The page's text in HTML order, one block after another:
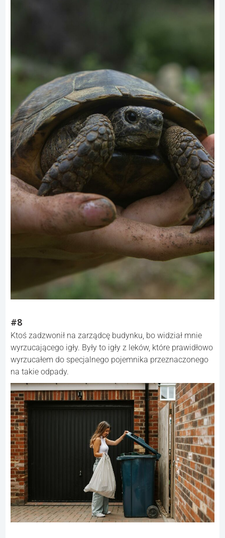
#8
Ktoś zadzwonił na zarządcę budynku, bo widział mnie
wyrzucającego igły. Były to igły z leków, które prawidłowo
wyrzucałem do specjalnego pojemnika przeznaczonego
na takie odpady.